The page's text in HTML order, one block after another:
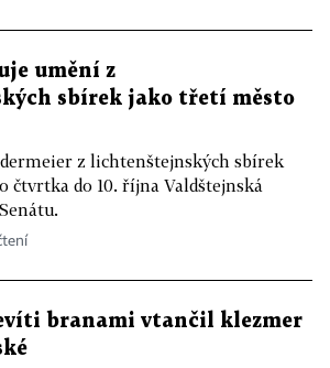
umění z
sbírek jako třetí město
z lichtenštejnských sbírek
čtvrtka do 10. října Valdštejnská
branami vtančil klezmer